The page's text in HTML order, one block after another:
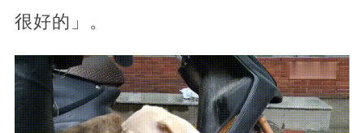
很好的」。